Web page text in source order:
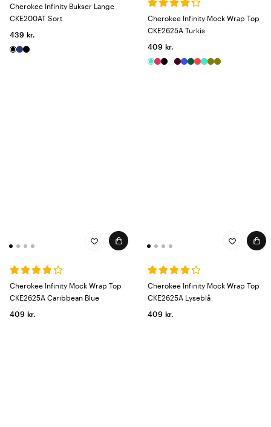
Cherokee Infinity Bukser Lange
CKE200AT Sort
439 kr.
Cherokee Infinity Mock Wrap Top
CKE2625A Turkis
409 kr.
Cherokee Infinity Mock Wrap Top
CKE2625A Caribbean Blue
409 kr.
Cherokee Infinity Mock Wrap Top
CKE2625A Lyseblå
409 kr.